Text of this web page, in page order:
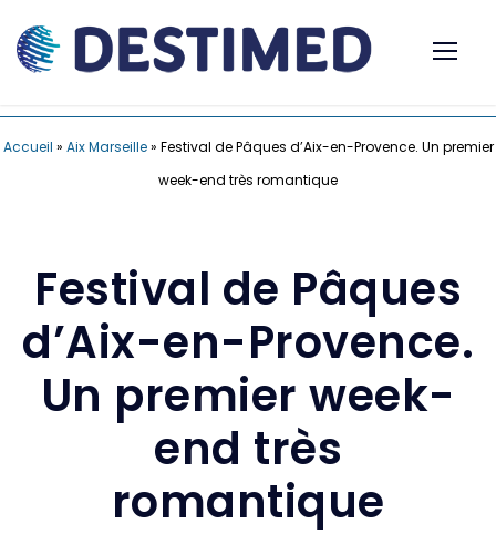
Accueil » Aix Marseille» Festival de Pâques d’Aix-en-Provence. Un premier
week-end très romantique
Festival de Pâques
d’Aix-en-Provence.
Un premier week-
end très
romantique